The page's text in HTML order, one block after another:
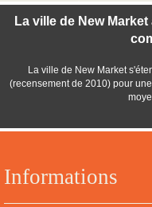
Informations
La ville de New
La ville de New Market
(recensement de 2010) pour